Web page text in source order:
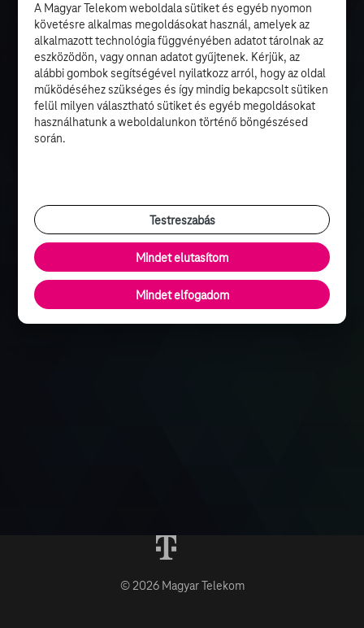
© 2026 Magyar Telekom
A Magyar Telekom weboldala sütiket és egyéb nyomon
követésre alkalmas megoldásokat használ, amelyek az
alkalmazott technológia függvényében adatot tárolnak az
eszközödön, vagy onnan adatot gyűjtenek. Kérjük, az
alábbi gombok segítségével nyilatkozz arról, hogy az oldal
működéséhez szükséges és így mindig bekapcsolt sütiken
felül milyen választható sütiket és egyéb megoldásokat
használhatunk a weboldalunkon történő böngészésed
során.
Testreszabás
Mindet elutasítom
Mindet elfogadom